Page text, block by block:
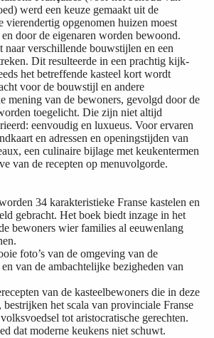
werd een keuze gemaakt uit de
vierendertig opgenomen huizen moest
door de eigenaren worden bewoond.
naar verschillende bouwstijlen en een
Dit resulteerde in een prachtig kijk-
het betreffende kasteel kort wordt
voor de bouwstijl en andere
mening van de bewoners, gevolgd door de
toegelicht. Die zijn niet altijd
eenvoudig en luxueus. Voor ervaren
en adressen en openingstijden van
een culinaire bijlage met keukentermen
van de recepten op menuvolgorde.
34 karakteristieke Franse kastelen en
gebracht. Het boek biedt inzage in het
bewoners wier families al eeuwenlang
foto’s van de omgeving van de
van de ambachtelijke bezigheden van
van de kasteelbewoners die in deze
bestrijken het scala van provinciale Franse
tot aristocratische gerechten.
dat moderne keukens niet schuwt.